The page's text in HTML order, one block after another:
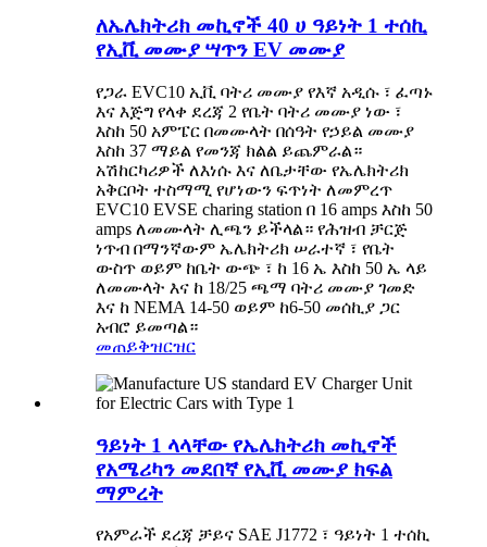
ለኤሌክትሪክ መኪኖች 40 ሀ ዓይነት 1 ተሰኪ
የኢቪ መሙያ ሣጥን EV መሙያ
የጋራ EVC10 ኢቪ ባትሪ መሙያ የእኛ አዲሱ ፣ ፈጣኑ
እና እጅግ የላቀ ደረጃ 2 የቤት ባትሪ መሙያ ነው ፣
እስከ 50 አምፔር በመሙላት በሰዓት የኃይል መሙያ
እስከ 37 ማይል የመንጃ ክልል ይጨምራል።
አሽከርካሪዎች ለእነሱ እና ለቤታቸው የኤሌክትሪክ
አቅርቦት ተስማሚ የሆነውን ፍጥነት ለመምረጥ
EVC10 EVSE charing station በ 16 amps እስከ 50
amps ለመሙላት ሊጫን ይችላል። የሕዝብ ቻርጅ
ነጥብ በማንኛውም ኤሌክትሪክ ሠራተኛ ፣ የቤት
ውስጥ ወይም ከቤት ውጭ ፣ ከ 16 ኤ እስከ 50 ኤ ላይ
ለመሙላት እና ከ 18/25 ጫማ ባትሪ መሙያ ገመድ
እና ከ NEMA 14-50 ወይም ከ6-50 መሰኪያ ጋር
አብሮ ይመጣል።
መጠይቅዝርዝር
ዓይነት 1 ላላቸው የኤሌክትሪክ መኪኖች
የአሜሪካን መደበኛ የኢቪ መሙያ ክፍል
ማምረት
የአምራች ደረጃ ቻይና SAE J1772 ፣ ዓይነት 1 ተሰኪ